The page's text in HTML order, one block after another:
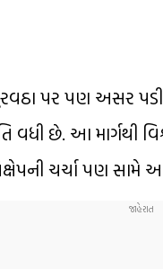
પર પણ અસર
વધી છે. આ માર્ગથી
ચર્ચા પણ સામે